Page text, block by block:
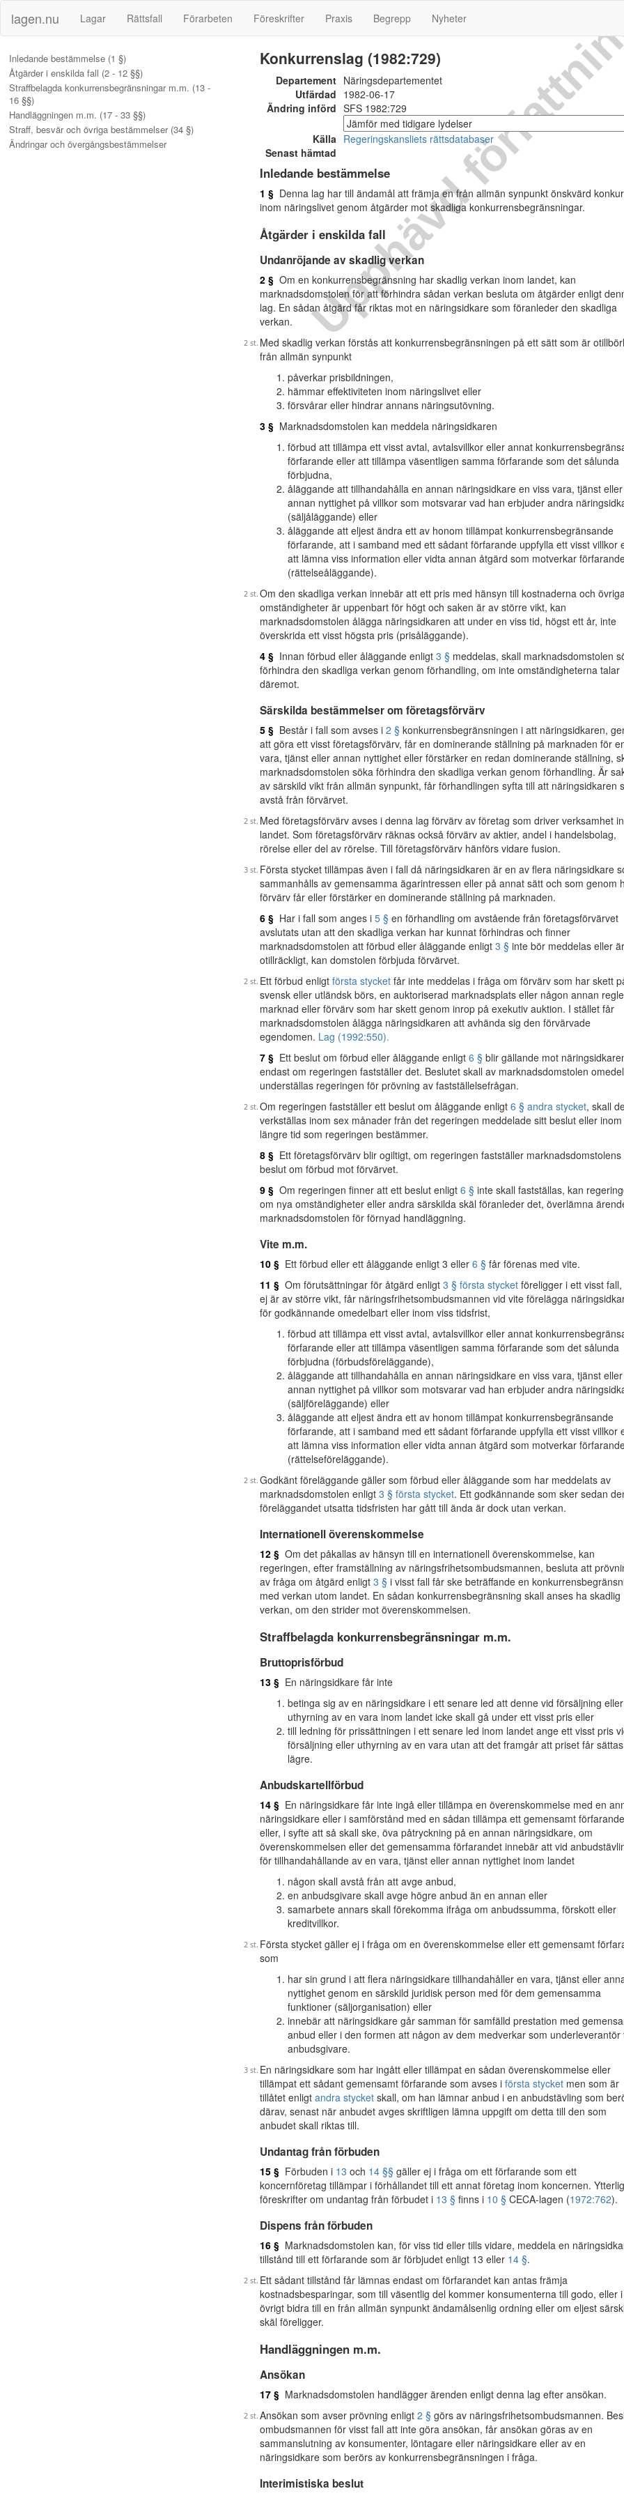
lagen.nu Lagar Rättsfall Förarbeten Föreskrifter Praxis Begrepp Nyheter
Inledande bestämmelse (1 §)
Åtgärder i enskilda fall (2 - 12 §§)
Straffbelagda konkurrensbegränsningar m.m. (13 -
16 §§)
Handläggningen m.m. (17 - 33 §§)
Straff, besvär och övriga bestämmelser (34 §)
Ändringar och övergångsbestämmelser
Upphävd
Konkurrenslag (1982:729)
Departement Näringsdepartementet
Utfärdad 1982-06-17
Ändring införd SFS 1982:729
Källa Regeringskansliets rättsdatabaser
Senast hämtad
Inledande bestämmelse
1 § Denna lag har till ändamål att främja en från allmän synpunkt önskvärd
inom näringslivet genom åtgärder mot skadliga konkurrensbegränsningar.
Åtgärder i enskilda fall
Undanröjande av skadlig verkan
2 § Om en konkurrensbegränsning har skadlig verkan inom landet, kan
marknadsdomstolen för att förhindra sådan verkan besluta om åtgärder enligt
lag. En sådan åtgärd får riktas mot en näringsidkare som föranleder den skadliga
verkan.
Med skadlig verkan förstås att konkurrensbegränsningen på ett sätt som är
från allmän synpunkt
påverkar prisbildningen,
hämmar effektiviteten inom näringslivet eller
försvårar eller hindrar annans näringsutövning.
3 § Marknadsdomstolen kan meddela näringsidkaren
förbud att tillämpa ett visst avtal, avtalsvillkor eller annat
förfarande eller att tillämpa väsentligen samma förfarande som det sålunda
förbjudna,
åläggande att tillhandahålla en annan näringsidkare en viss vara, tjänst eller
annan nyttighet på villkor som motsvarar vad han erbjuder andra
(säljåläggande) eller
åläggande att eljest ändra ett av honom tillämpat konkurrensbegränsande
förfarande, att i samband med ett sådant förfarande uppfylla ett visst villkor
att lämna viss information eller vidta annan åtgärd som motverkar
(rättelseåläggande).
Om den skadliga verkan innebär att ett pris med hänsyn till kostnaderna och
omständigheter är uppenbart för högt och saken är av större vikt, kan
marknadsdomstolen ålägga näringsidkaren att under en viss tid, högst ett år, inte
överskrida ett visst högsta pris (prisåläggande).
4 § Innan förbud eller åläggande enligt 3 § meddelas, skall marknadsdomstolen
förhindra den skadliga verkan genom förhandling, om inte omständigheterna talar
däremot.
Särskilda bestämmelser om företagsförvärv
5 § Består i fall som avses i 2 § konkurrensbegränsningen i att näringsidkaren,
att göra ett visst företagsförvärv, får en dominerande ställning på marknaden för
vara, tjänst eller annan nyttighet eller förstärker en redan dominerande ställning,
marknadsdomstolen söka förhindra den skadliga verkan genom förhandling. Är
av särskild vikt från allmän synpunkt, får förhandlingen syfta till att näringsidkaren
avstå från förvärvet.
Med företagsförvärv avses i denna lag förvärv av företag som driver verksamhet
landet. Som företagsförvärv räknas också förvärv av aktier, andel i handelsbolag,
rörelse eller del av rörelse. Till företagsförvärv hänförs vidare fusion.
Första stycket tillämpas även i fall då näringsidkaren är en av flera näringsidkare
sammanhålls av gemensamma ägarintressen eller på annat sätt och som genom
förvärv får eller förstärker en dominerande ställning på marknaden.
6 § Har i fall som anges i 5 § en förhandling om avstående från företagsförvärvet
avslutats utan att den skadliga verkan har kunnat förhindras och finner
marknadsdomstolen att förbud eller åläggande enligt 3 § inte bör meddelas eller är
otillräckligt, kan domstolen förbjuda förvärvet.
Ett förbud enligt första stycket får inte meddelas i fråga om förvärv som har skett
svensk eller utländsk börs, en auktoriserad marknadsplats eller någon annan
marknad eller förvärv som har skett genom inrop på exekutiv auktion. I stället får
marknadsdomstolen ålägga näringsidkaren att avhända sig den förvärvade
egendomen. Lag (1992:550).
7 § Ett beslut om förbud eller åläggande enligt 6 § blir gällande mot
endast om regeringen fastställer det. Beslutet skall av marknadsdomstolen
underställas regeringen för prövning av fastställelsefrågan.
Om regeringen fastställer ett beslut om åläggande enligt 6 § andra stycket, skall
verkställas inom sex månader från det regeringen meddelade sitt beslut eller inom
längre tid som regeringen bestämmer.
8 § Ett företagsförvärv blir ogiltigt, om regeringen fastställer marknadsdomstolens
beslut om förbud mot förvärvet.
9 § Om regeringen finner att ett beslut enligt 6 § inte skall fastställas, kan
om nya omständigheter eller andra särskilda skäl föranleder det, överlämna
marknadsdomstolen för förnyad handläggning.
Vite m.m.
10 § Ett förbud eller ett åläggande enligt 3 eller 6 § får förenas med vite.
11 § Om förutsättningar för åtgärd enligt 3 § första stycket föreligger i ett visst
ej är av större vikt, får näringsfrihetsombudsmannen vid vite förelägga
för godkännande omedelbart eller inom viss tidsfrist,
förbud att tillämpa ett visst avtal, avtalsvillkor eller annat
förfarande eller att tillämpa väsentligen samma förfarande som det sålunda
förbjudna (förbudsföreläggande),
åläggande att tillhandahålla en annan näringsidkare en viss vara, tjänst eller
annan nyttighet på villkor som motsvarar vad han erbjuder andra
(säljföreläggande) eller
åläggande att eljest ändra ett av honom tillämpat konkurrensbegränsande
förfarande, att i samband med ett sådant förfarande uppfylla ett visst villkor
att lämna viss information eller vidta annan åtgärd som motverkar
(rättelseföreläggande).
Godkänt föreläggande gäller som förbud eller åläggande som har meddelats av
marknadsdomstolen enligt 3 § första stycket. Ett godkännande som sker sedan
föreläggandet utsatta tidsfristen har gått till ända är dock utan verkan.
Internationell överenskommelse
12 § Om det påkallas av hänsyn till en internationell överenskommelse, kan
regeringen, efter framställning av näringsfrihetsombudsmannen, besluta att
av fråga om åtgärd enligt 3 § i visst fall får ske beträffande en
med verkan utom landet. En sådan konkurrensbegränsning skall anses ha skadlig
verkan, om den strider mot överenskommelsen.
Straffbelagda konkurrensbegränsningar m.m.
Bruttoprisförbud
13 § En näringsidkare får inte
betinga sig av en näringsidkare i ett senare led att denne vid försäljning eller
uthyrning av en vara inom landet icke skall gå under ett visst pris eller
till ledning för prissättningen i ett senare led inom landet ange ett visst pris
försäljning eller uthyrning av en vara utan att det framgår att priset får sättas
lägre.
Anbudskartellförbud
14 § En näringsidkare får inte ingå eller tillämpa en överenskommelse med en
näringsidkare eller i samförstånd med en sådan tillämpa ett gemensamt förfarande
eller, i syfte att så skall ske, öva påtryckning på en annan näringsidkare, om
överenskommelsen eller det gemensamma förfarandet innebär att vid
för tillhandahållande av en vara, tjänst eller annan nyttighet inom landet
någon skall avstå från att avge anbud,
en anbudsgivare skall avge högre anbud än en annan eller
samarbete annars skall förekomma ifråga om anbudssumma, förskott eller
kreditvillkor.
Första stycket gäller ej i fråga om en överenskommelse eller ett gemensamt
som
har sin grund i att flera näringsidkare tillhandahåller en vara, tjänst eller
nyttighet genom en särskild juridisk person med för dem gemensamma
funktioner (säljorganisation) eller
innebär att näringsidkare går samman för samfälld prestation med
anbud eller i den formen att någon av dem medverkar som underleverantör
anbudsgivare.
En näringsidkare som har ingått eller tillämpat en sådan överenskommelse eller
tillämpat ett sådant gemensamt förfarande som avses i första stycket men som är
tillåtet enligt andra stycket skall, om han lämnar anbud i en anbudstävling som
därav, senast när anbudet avges skriftligen lämna uppgift om detta till den som
anbudet skall riktas till.
Undantag från förbuden
15 § Förbuden i 13 och 14 §§ gäller ej i fråga om ett förfarande som ett
koncernföretag tillämpar i förhållandet till ett annat företag inom koncernen.
föreskrifter om undantag från förbudet i 13 § finns i 10 § CECA-lagen (1972:762).
Dispens från förbuden
16 § Marknadsdomstolen kan, för viss tid eller tills vidare, meddela en
tillstånd till ett förfarande som är förbjudet enligt 13 eller 14 §.
Ett sådant tillstånd får lämnas endast om förfarandet kan antas främja
kostnadsbesparingar, som till väsentlig del kommer konsumenterna till godo, eller i
övrigt bidra till en från allmän synpunkt ändamålsenlig ordning eller om eljest
skäl föreligger.
Handläggningen m.m.
Ansökan
17 § Marknadsdomstolen handlägger ärenden enligt denna lag efter ansökan.
Ansökan som avser prövning enligt 2 § görs av näringsfrihetsombudsmannen.
ombudsmannen för visst fall att inte göra ansökan, får ansökan göras av en
sammanslutning av konsumenter, löntagare eller näringsidkare eller av en
näringsidkare som berörs av konkurrensbegränsningen i fråga.
Interimistiska beslut